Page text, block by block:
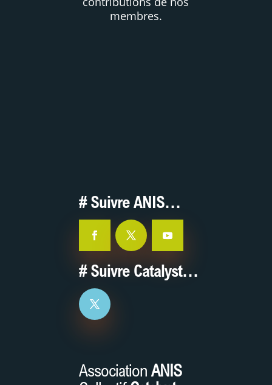
membres.
# Suivre ANIS…
# Suivre Catalyst…
Association ANIS